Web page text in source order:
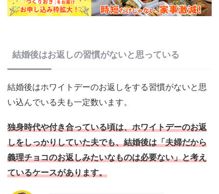
結婚後はお返しの習慣がないと思っている
結婚後はホワイトデーのお返しをする習慣がないと思
い込んでいる夫も一定数います。
独身時代や付き合っている頃は、ホワイトデーのお返
しをしっかりしていた夫でも、結婚後は「夫婦だから
義理チョコのお返しみたいなものは必要ない」と考え
ているケースがあります。